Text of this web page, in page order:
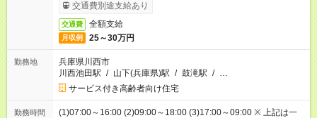
交通費別途支給あり
交通費 全額支給
月収例 25～30万円
勤務地
兵庫県川西市
川西池田駅 / 山下(兵庫県)駅 / 鼓滝駅 / …
サービス付き高齢者向け住宅
勤務時間
(1)07:00～16:00 (2)09:00～18:00 (3)17:00～09:00 ※ 上記は一